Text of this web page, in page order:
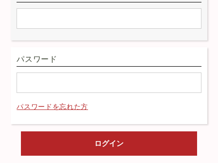
パスワード
パスワードを忘れた方